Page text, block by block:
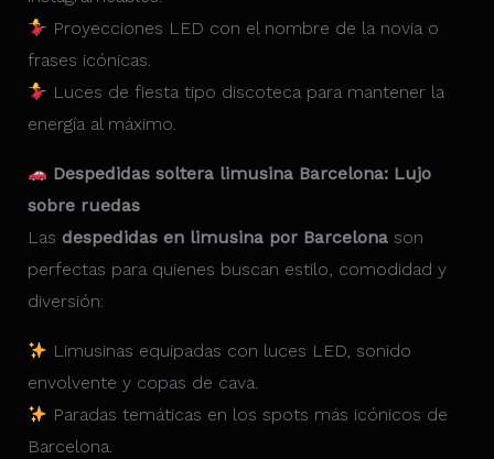
Proyecciones LED con el nombre de la novia o
frases icónicas.
Luces de fiesta tipo discoteca para mantener la
energía al máximo.
Despedidas soltera limusina Barcelona: Lujo
sobre ruedas
Las despedidas en limusina por Barcelonason
perfectas para quienes buscan estilo, comodidad y
diversión:
Limusinas equipadas con luces LED, sonido
envolvente y copas de cava.
Paradas temáticas en los spots más icónicos de
Barcelona.